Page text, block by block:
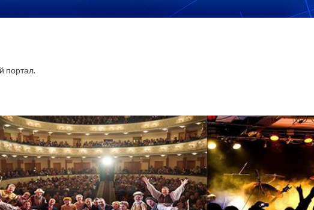
портал.